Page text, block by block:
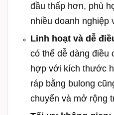
đầu thấp hơn, phù
nhiều doanh nghiệp
Linh hoạt và dễ
có thể dễ dàng điều
hợp với kích thước
ráp bằng bulong
chuyển và mở rộng